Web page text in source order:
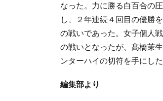
なった。力に勝る白百合の
し、２年連続４回目の優勝
の戦いであった。女子個人
の戦いとなったが、髙橋茉
ンターハイの切符を手にした
編集部より